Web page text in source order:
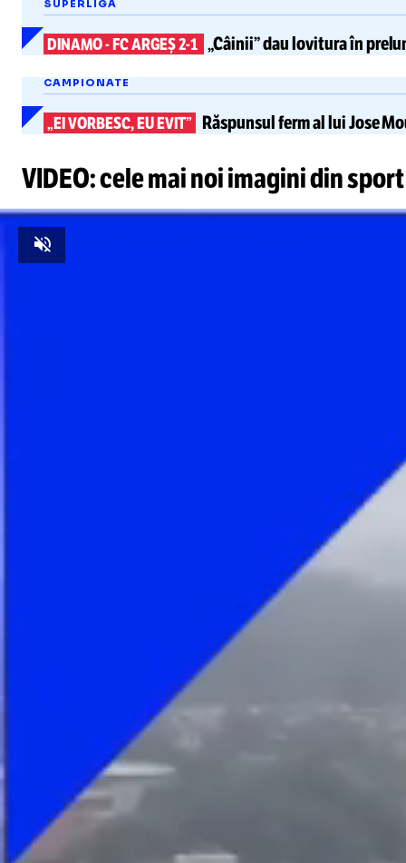
SUPERLIGA
DINAMO-FC ARGEȘ2-1 „Câinii” dau lovitura în
CAMPIONATE
„EI VORBESC, EU EVIT” Răspunsul ferm al luiJose
VIDEO: cele mai noi imagini din sport
Unmute